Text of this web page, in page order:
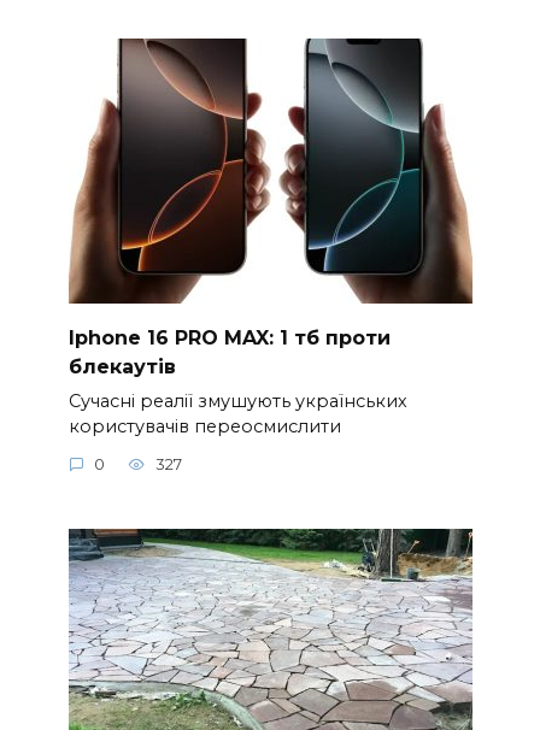
Iphone 16 PRO MAX: 1 тб проти
блекаутів
Сучасні реалії змушують українських
користувачів переосмислити
0 327